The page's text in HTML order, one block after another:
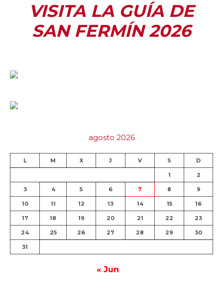
VISITA LA GUÍA DE
SAN FERMÍN 2026
agosto 2026
L M X J V S D
1 2
3 4 5 6 7 8 9
10 11 12 13 14 15 16
17 18 19 20 21 22 23
24 25 26 27 28 29 30
31
« Jun